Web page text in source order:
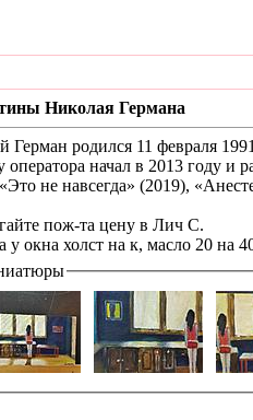
Николая Германа
Герман родился 11 февраля
оператора начал в 2013 году и
не навсегда» (2019),
пож-та цену в Лич С.
у окна холст на к, масло 20 на